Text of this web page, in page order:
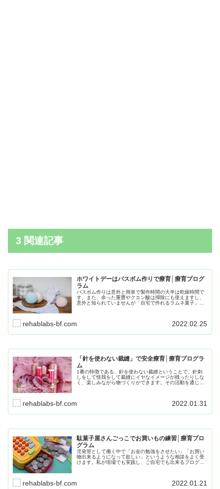
3 関連記事
ホワイトデーはバスボム作りで療育│療育プログ
ラム
バスボム作りは意外と簡単で製作時間の大半は乾燥時間で
す。また、余った重曹やクエン酸は掃除にも使えますし、
意外と知られていませんが「自宅で作れるラムネ菓子」も
rehablabs-bf.com 2022.02.25
「針を使わない裁縫」で安全療育│療育プログラ
ム
1番の特徴である、針を使わない裁縫ということで、針刺
しをして怪我をして裁縫にイヤなイメージが残ったりしな
く、楽しみながら物づくりができます。その活動を通じ
rehablabs-bf.com 2022.01.31
駄菓子屋さんごっこでお買いもの練習│療育プロ
グラム
児発管として働く中で「お金の勉強をさせたい」「お買い
物出来るようになって欲しい」というような相談をよく受
けます。私が現場でも実践し、ご自宅でも出来るプログラ
rehablabs-bf.com 2022.01.21